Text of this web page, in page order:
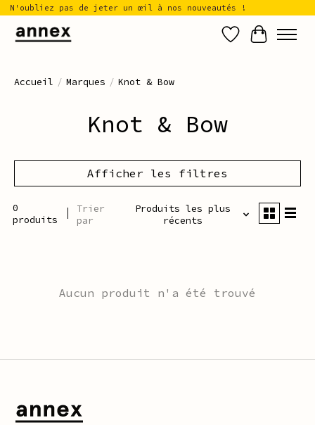
N'oubliez pas de jeter un œil à nos nouveautés !
Liste de
Panier
Accueil / Marques / Knot & Bow
Knot & Bow
Afficher les filtres
0
produits
Trier
par
Produits les plus
récents
Aucun produit n'a été trouvé